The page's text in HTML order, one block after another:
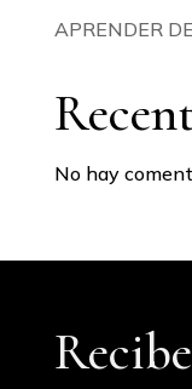
APRENDER
No hay
Recibe